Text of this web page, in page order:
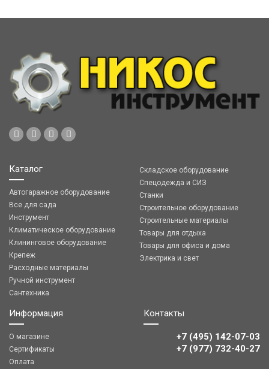
Каталог
Автогаражное оборудование
Все для сада
Инструмент
Климатическое оборудование
Клининговое оборудование
Крепеж
Расходные материалы
Ручной инструмент
Сантехника
Складское оборудование
Спецодежда и СИЗ
Станки
Строительное оборудование
Строительные материалы
Товары для отдыха
Товары для офиса и дома
Электрика и свет
Информация
О магазине
Сертификаты
Оплата
Контакты
+7 (495) 142-07-03
‎‎+7 (977) 732-40-27